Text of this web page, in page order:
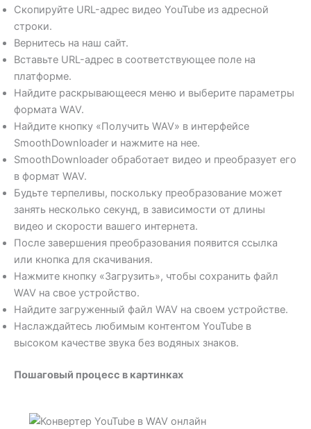
Скопируйте URL-адрес видео YouTube из адресной
строки.
Вернитесь на наш сайт.
Вставьте URL-адрес в соответствующее поле на
платформе.
Найдите раскрывающееся меню и выберите параметры
формата WAV.
Найдите кнопку «Получить WAV» в интерфейсе
SmoothDownloader и нажмите на нее.
SmoothDownloader обработает видео и преобразует его
в формат WAV.
Будьте терпеливы, поскольку преобразование может
занять несколько секунд, в зависимости от длины
видео и скорости вашего интернета.
После завершения преобразования появится ссылка
или кнопка для скачивания.
Нажмите кнопку «Загрузить», чтобы сохранить файл
WAV на свое устройство.
Найдите загруженный файл WAV на своем устройстве.
Наслаждайтесь любимым контентом YouTube в
высоком качестве звука без водяных знаков.
Пошаговый процесс в картинках